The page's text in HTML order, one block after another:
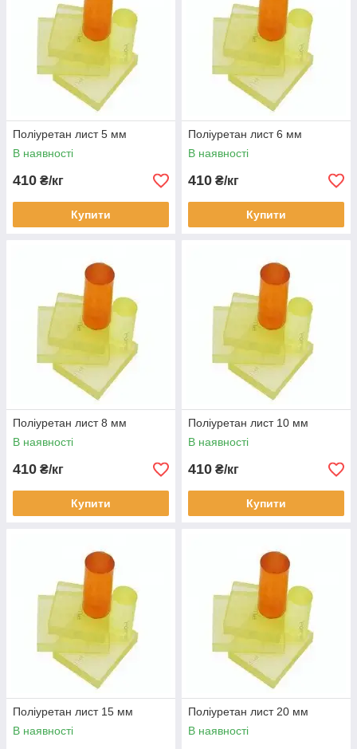
Поліуретан лист 5 мм
В наявності
410 ₴/кг
Купити
Поліуретан лист 6 мм
В наявності
410 ₴/кг
Купити
Поліуретан лист 8 мм
В наявності
410 ₴/кг
Купити
Поліуретан лист 10 мм
В наявності
410 ₴/кг
Купити
Поліуретан лист 15 мм
В наявності
Поліуретан лист 20 мм
В наявності